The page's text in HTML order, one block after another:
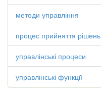
методи управління
процес прийняття рішень
управлінські процеси
управлінські функції